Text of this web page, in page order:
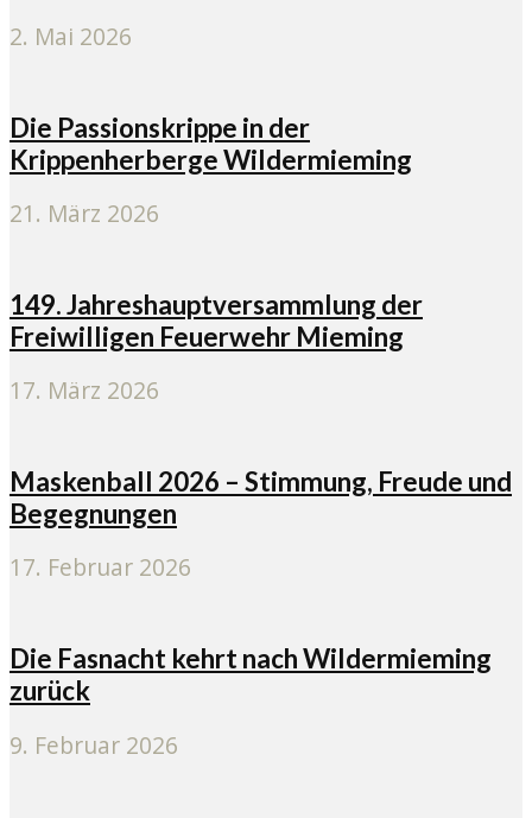
2. Mai 2026
Die Passionskrippe in der
Krippenherberge Wildermieming
21. März 2026
149. Jahreshauptversammlung der
Freiwilligen Feuerwehr Mieming
17. März 2026
Maskenball 2026 – Stimmung, Freude und
Begegnungen
17. Februar 2026
Die Fasnacht kehrt nach Wildermieming
zurück
9. Februar 2026